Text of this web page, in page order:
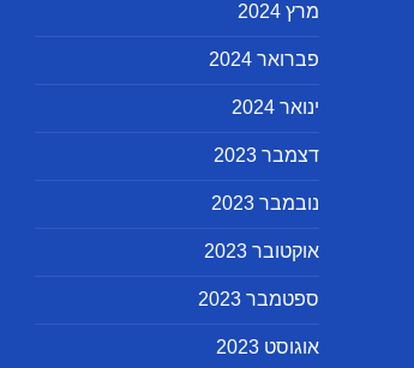
מרץ 2024
פברואר 2024
ינואר 2024
דצמבר 2023
נובמבר 2023
אוקטובר 2023
ספטמבר 2023
אוגוסט 2023